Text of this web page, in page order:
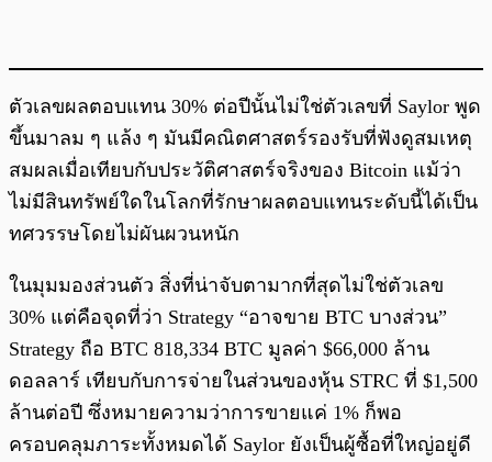
ตัวเลขผลตอบแทน 30% ต่อปีนั้นไม่ใช่ตัวเลขที่ Saylor พูด
ขึ้นมาลม ๆ แล้ง ๆ มันมีคณิตศาสตร์รองรับที่ฟังดูสมเหตุ
สมผลเมื่อเทียบกับประวัติศาสตร์จริงของ Bitcoin แม้ว่า
ไม่มีสินทรัพย์ใดในโลกที่รักษาผลตอบแทนระดับนี้ได้เป็น
ทศวรรษโดยไม่ผันผวนหนัก
ในมุมมองส่วนตัว สิ่งที่น่าจับตามากที่สุดไม่ใช่ตัวเลข
30% แต่คือจุดที่ว่า Strategy “อาจขาย BTC บางส่วน”
Strategy ถือ BTC 818,334 BTC มูลค่า $66,000 ล้าน
ดอลลาร์ เทียบกับการจ่ายในส่วนของหุ้น STRC ที่ $1,500
ล้านต่อปี ซึ่งหมายความว่าการขายแค่ 1% ก็พอ
ครอบคลุมภาระทั้งหมดได้ Saylor ยังเป็นผู้ซื้อที่ใหญ่อยู่ดี